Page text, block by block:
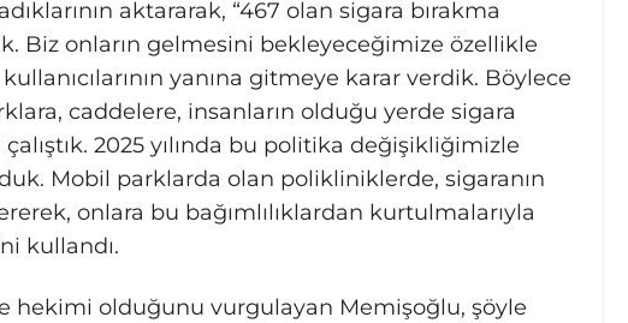
aktararak, “467 olan sigara bırakma
Biz onların gelmesini bekleyeceğimize özellikle
yanına gitmeye karar verdik. Böylece
caddelere, insanların olduğu yerde sigara
2025 yılında bu politika değişikliğimizle
Mobil parklarda olan polikliniklerde, sigaranın
onlara bu bağımlılıklardan kurtulmalarıyla
kullandı.
hekimi olduğunu vurgulayan Memişoğlu, şöyle